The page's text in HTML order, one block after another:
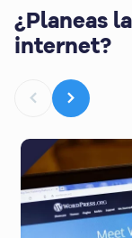
¿Planeas
internet?